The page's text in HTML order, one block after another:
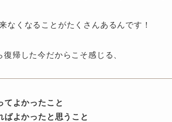
なくなることがたくさんあるんです！
帰した今だからこそ感じる、
てよかったこと
ばよかったと思うこと